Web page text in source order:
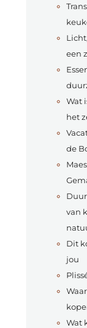
een
Wat
het
de
van
Dit
jou
Wat